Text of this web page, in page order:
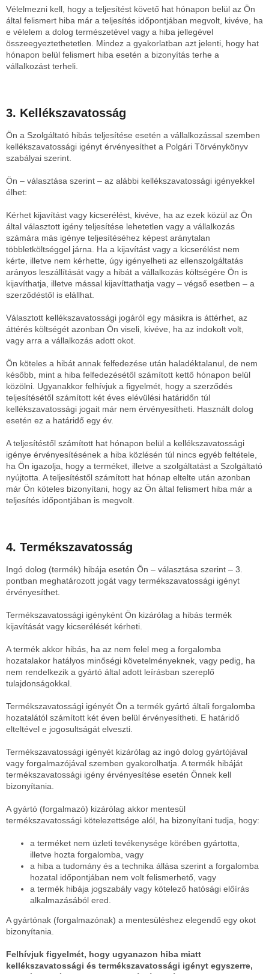
Vélelmezni kell, hogy a teljesítést követő hat hónapon belül az Ön
által felismert hiba már a teljesítés időpontjában megvolt, kivéve, ha
e vélelem a dolog természetével vagy a hiba jellegével
összeegyeztethetetlen. Mindez a gyakorlatban azt jelenti, hogy hat
hónapon belül felismert hiba esetén a bizonyítás terhe a
vállalkozást terheli.
3. Kellékszavatosság
Ön a Szolgáltató hibás teljesítése esetén a vállalkozással szemben
kellékszavatossági igényt érvényesíthet a Polgári Törvénykönyv
szabályai szerint.
Ön – választása szerint – az alábbi kellékszavatossági igényekkel
élhet:
Kérhet kijavítást vagy kicserélést, kivéve, ha az ezek közül az Ön
által választott igény teljesítése lehetetlen vagy a vállalkozás
számára más igénye teljesítéséhez képest aránytalan
többletköltséggel járna. Ha a kijavítást vagy a kicserélést nem
kérte, illetve nem kérhette, úgy igényelheti az ellenszolgáltatás
arányos leszállítását vagy a hibát a vállalkozás költségére Ön is
kijavíthatja, illetve mással kijavíttathatja vagy – végső esetben – a
szerződéstől is elállhat.
Választott kellékszavatossági jogáról egy másikra is áttérhet, az
áttérés költségét azonban Ön viseli, kivéve, ha az indokolt volt,
vagy arra a vállalkozás adott okot.
Ön köteles a hibát annak felfedezése után haladéktalanul, de nem
később, mint a hiba felfedezésétől számított kettő hónapon belül
közölni. Ugyanakkor felhívjuk a figyelmét, hogy a szerződés
teljesítésétől számított két éves elévülési határidőn túl
kellékszavatossági jogait már nem érvényesítheti. Használt dolog
esetén ez a határidő egy év.
A teljesítéstől számított hat hónapon belül a kellékszavatossági
igénye érvényesítésének a hiba közlésén túl nincs egyéb feltétele,
ha Ön igazolja, hogy a terméket, illetve a szolgáltatást a Szolgáltató
nyújtotta. A teljesítéstől számított hat hónap eltelte után azonban
már Ön köteles bizonyítani, hogy az Ön által felismert hiba már a
teljesítés időpontjában is megvolt.
4. Termékszavatosság
Ingó dolog (termék) hibája esetén Ön – választása szerint – 3.
pontban meghatározott jogát vagy termékszavatossági igényt
érvényesíthet.
Termékszavatossági igényként Ön kizárólag a hibás termék
kijavítását vagy kicserélését kérheti.
A termék akkor hibás, ha az nem felel meg a forgalomba
hozatalakor hatályos minőségi követelményeknek, vagy pedig, ha
nem rendelkezik a gyártó által adott leírásban szereplő
tulajdonságokkal.
Termékszavatossági igényét Ön a termék gyártó általi forgalomba
hozatalától számított két éven belül érvényesítheti. E határidő
elteltével e jogosultságát elveszti.
Termékszavatossági igényét kizárólag az ingó dolog gyártójával
vagy forgalmazójával szemben gyakorolhatja. A termék hibáját
termékszavatossági igény érvényesítése esetén Önnek kell
bizonyítania.
A gyártó (forgalmazó) kizárólag akkor mentesül
termékszavatossági kötelezettsége alól, ha bizonyítani tudja, hogy:
a terméket nem üzleti tevékenysége körében gyártotta,
illetve hozta forgalomba, vagy
a hiba a tudomány és a technika állása szerint a forgalomba
hozatal időpontjában nem volt felismerhető, vagy
a termék hibája jogszabály vagy kötelező hatósági előírás
alkalmazásából ered.
A gyártónak (forgalmazónak) a mentesüléshez elegendő egy okot
bizonyítania.
Felhívjuk figyelmét, hogy ugyanazon hiba miatt
kellékszavatossági és termékszavatossági igényt egyszerre,